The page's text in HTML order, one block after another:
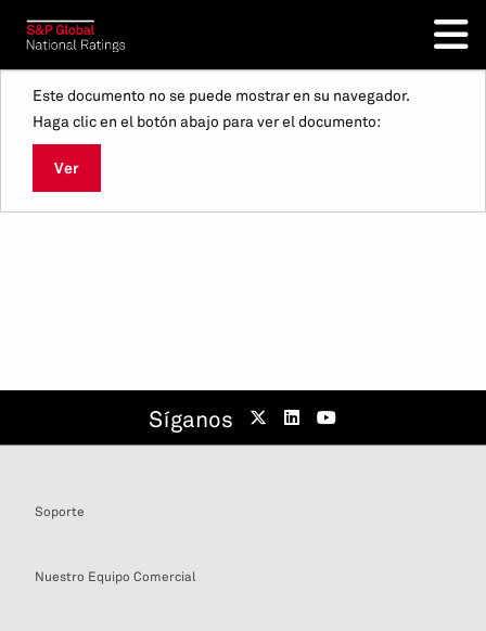
Este documento no se puede mostrar en su navegador.
Haga clic en el botón abajo para ver el documento:
Ver
Síganos
Soporte
Nuestro Equipo Comercial